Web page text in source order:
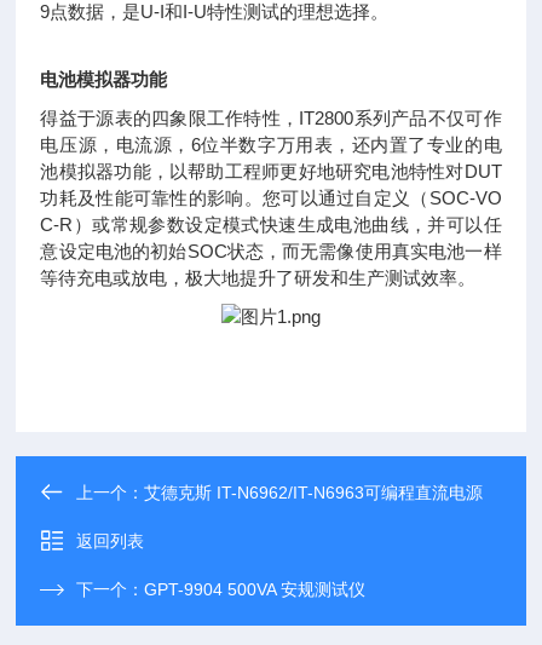
9点数据，是U-I和I-U特性测试的理想选择。
电池模拟器功能
得益于源表的四象限工作特性，IT2800系列产品不仅可作
电压源，电流源，6位半数字万用表，还内置了专业的电
池模拟器功能，以帮助工程师更好地研究电池特性对DUT
功耗及性能可靠性的影响。您可以通过自定义（SOC-VO
C-R）或常规参数设定模式快速生成电池曲线，并可以任
意设定电池的初始SOC状态，而无需像使用真实电池一样
等待充电或放电，极大地提升了研发和生产测试效率。
上一个：艾德克斯 IT-N6962/IT-N6963可编程直流电源
返回列表
下一个：GPT-9904 500VA 安规测试仪